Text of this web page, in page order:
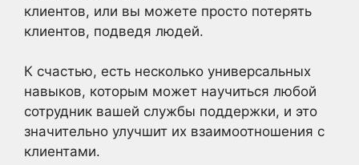
клиентов, или вы можете просто потерять
клиентов, подведя людей.
К счастью, есть несколько универсальных
навыков, которым может научиться любой
сотрудник вашей службы поддержки, и это
значительно улучшит их взаимоотношения с
клиентами.